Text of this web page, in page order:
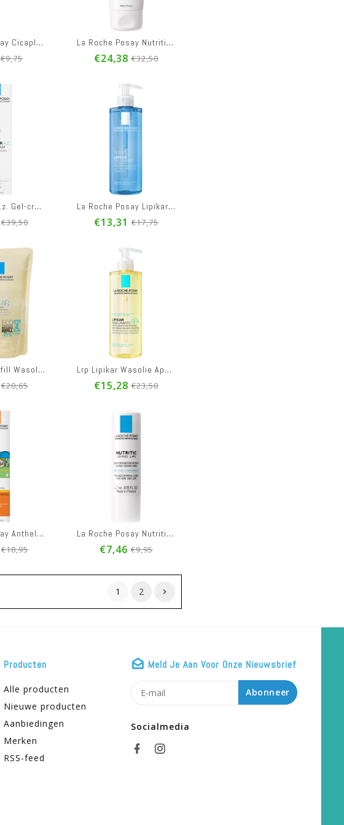
€22,95
La Roche Posay Cicaplast Lipbalsem Barriere 7,5ml
€9,75
La Roche Posay Nutritic Intense Tube 50ml
€24,38 €32,50
Lrp Effaclar A.z. Gel-creme 40ml
€39,50
La Roche Posay Lipikar Gel Lavant 400ml
€13,31 €17,75
Lrp Lipikar Refill Wasolie Ap+ 400ml
€20,65
Lrp Lipikar Wasolie Ap+ 400ml
€15,28 €23,50
La Roche Posay Anthelios Lait Baby Ip50+ 50ml
€18,95
La Roche Posay Nutritic Lippen 4,7ml
€7,46 €9,95
1 2
Producten
Alle producten
Nieuwe producten
Aanbiedingen
Merken
RSS-feed
Meld Je Aan Voor Onze Nieuwsbrief
Abonneer
Socialmedia